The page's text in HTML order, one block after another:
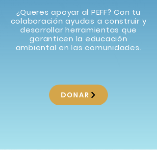
¿Queres apoyar al PEFF? Con tu
colaboración ayudas a construir y
desarrollar herramientas que
garanticen la educación
ambiental en las comunidades.
DONAR